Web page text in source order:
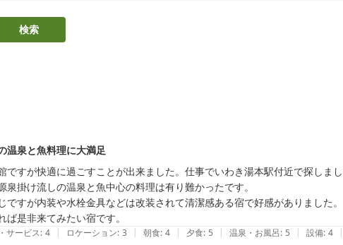
検索
温泉と魚料理に大満足
ですが快適に過ごすことが出来ました。仕事でいわき湯本駅付近で探しま
泉掛け流しの温泉と魚中心の料理は有り難かったです。
ですが内装や水栓金具などは改装されて清潔感ある宿で好感がありました。
ば是非来てみたい宿です。
サービス: 4 | ロケーション: 3 | 朝食: 4 | 夕食: 5 | 温泉・お風呂: 5 | 設備: 4 |